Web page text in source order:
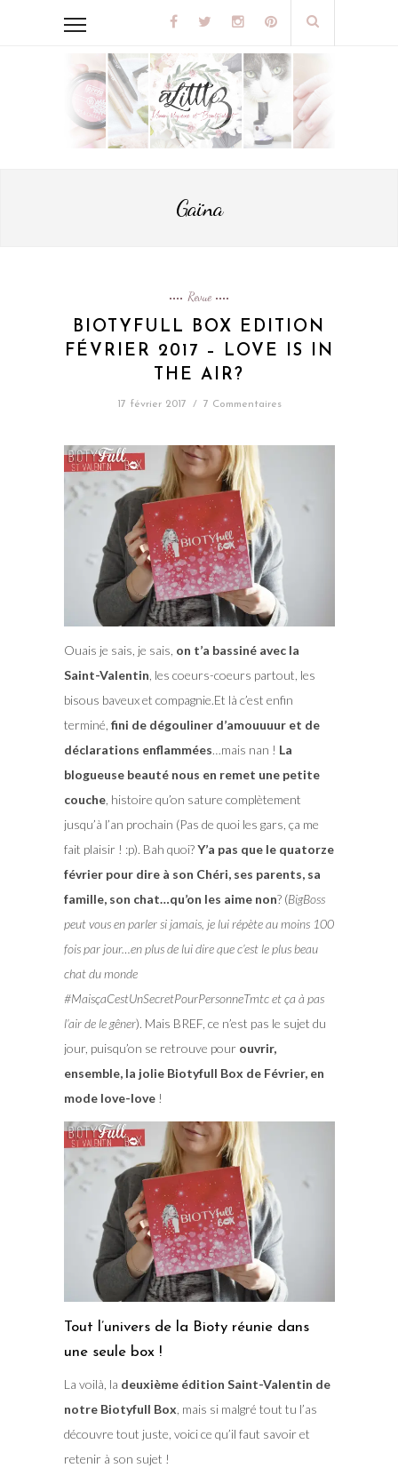
Gaïna
Revue
BIOTYFULL BOX EDITION
FÉVRIER 2017 – LOVE IS IN
THE AIR?
17 février 2017 / 7 Commentaires
Ouais je sais, je sais, on t’a bassiné avec la
Saint-Valentin , les coeurs-coeurs partout, les
bisous baveux et compagnie.Et là c’est enfin
terminé, fini de dégouliner d’amouuuur et de
déclarations enflammées…mais nan ! La
blogueuse beauté nous en remet une petite
couche, histoire qu’on sature complètement
jusqu’à l’an prochain (Pas de quoi les gars, ça me
fait plaisir ! :p). Bah quoi?Y’a pas que le quatorze
février pour dire à son Chéri, ses parents, sa
famille, son chat…qu’on les aime non? (BigBoss
peut vous en parler si jamais, je lui répète au moins 100
fois par jour…en plus de lui dire que c’est le plus beau
chat du monde
#MaisçaCestUnSecretPourPersonneTmtc et ça à pas
l’air de le gêner). Mais BREF, ce n’est pas le sujet du
jour, puisqu’on se retrouve pour ouvrir,
ensemble, la jolie Biotyfull Box de Février, en
mode love-love!
Tout l’univers de la Bioty réunie dans
une seule box !
La voilà, la deuxième édition Saint-Valentin de
notre Biotyfull Box , mais si malgré tout tu l’as
découvre tout juste, voici ce qu’il faut savoir et
retenir à son sujet !